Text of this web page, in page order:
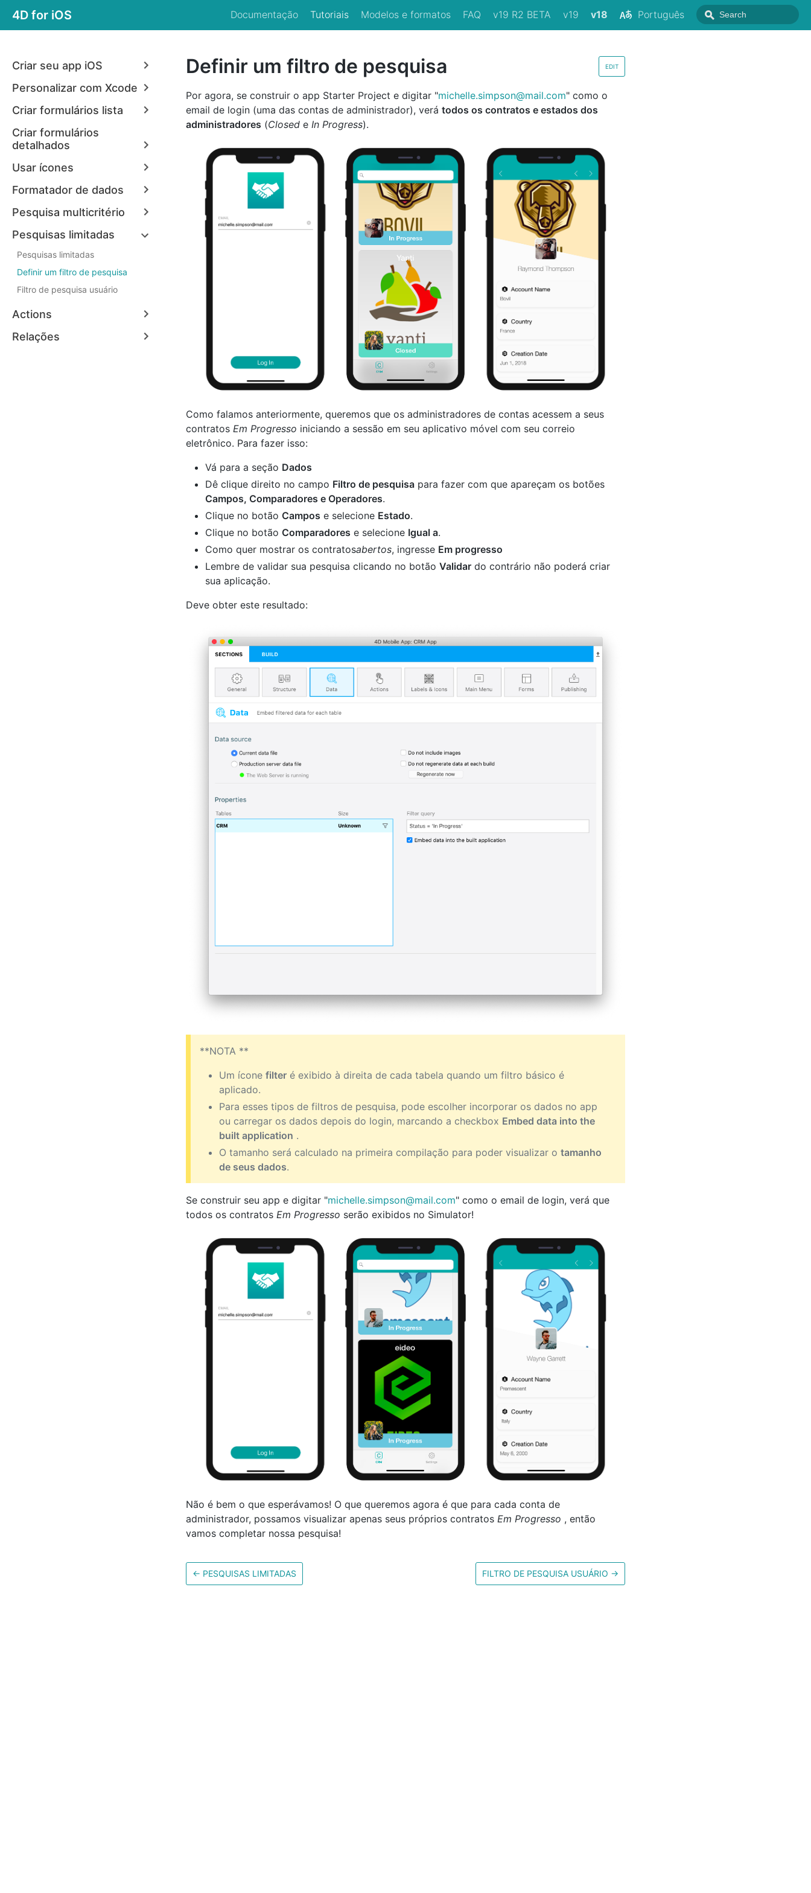
4D for iOS Documentação Tutoriais Modelos e formatos FAQ v19 R2 BETA v19 v18 Português
Criar seu app iOS
Personalizar com Xcode
Criar formulários lista
Criar formulários
detalhados
Usar ícones
Formatador de dados
Pesquisa multicritério
Pesquisas limitadas
Pesquisas limitadas
Definir um filtro de pesquisa
Filtro de pesquisa usuário
Actions
Relações
EDIT
Definir um filtro de pesquisa
Por agora, se construir o app Starter Project e digitar "michelle.simpson@mail.com" como o
email de login (uma das contas de administrador), verá todos os contratos e estados dos
administradores (Closed e In Progress).
Como falamos anteriormente, queremos que os administradores de contas acessem a seus
contratos Em Progresso iniciando a sessão em seu aplicativo móvel com seu correio
eletrônico. Para fazer isso:
Vá para a seção Dados
Dê clique direito no campo Filtro de pesquisa para fazer com que apareçam os botões
Campos, Comparadores e Operadores.
Clique no botão Campos e selecione Estado.
Clique no botão Comparadores e selecione Igual a.
Como quer mostrar os contratosabertos, ingresse Em progresso
Lembre de validar sua pesquisa clicando no botão Validar do contrário não poderá criar
sua aplicação.
Deve obter este resultado:
**NOTA **
Um ícone filter é exibido à direita de cada tabela quando um filtro básico é
aplicado.
Para esses tipos de filtros de pesquisa, pode escolher incorporar os dados no app
ou carregar os dados depois do login, marcando a checkbox Embed data into the
built application .
O tamanho será calculado na primeira compilação para poder visualizar o tamanho
de seus dados.
Se construir seu app e digitar "michelle.simpson@mail.com" como o email de login, verá que
todos os contratos Em Progresso serão exibidos no Simulator!
Não é bem o que esperávamos! O que queremos agora é que para cada conta de
administrador, possamos visualizar apenas seus próprios contratos Em Progresso , então
vamos completar nossa pesquisa!
← PESQUISAS LIMITADAS FILTRO DE PESQUISA USUÁRIO →